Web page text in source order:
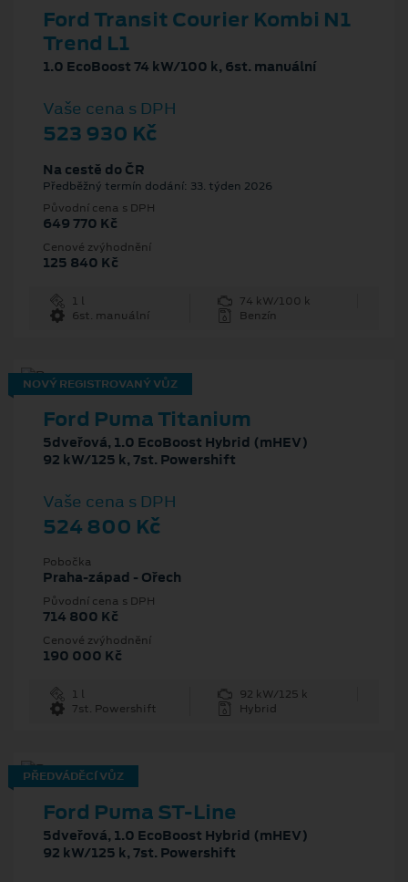
Ford Transit Courier Kombi N1
Trend L1
1.0 EcoBoost 74 kW/100 k, 6st. manuální
Vaše cena s DPH
523 930 Kč
Na cestě do ČR
Předběžný termín dodání: 33. týden 2026
Původní cena s DPH
649 770 Kč
Cenové zvýhodnění
125 840 Kč
1 l
74 kW/100 k
6st. manuální
Benzín
NOVÝ REGISTROVANÝ VŮZ
Ford Puma Titanium
5dveřová, 1.0 EcoBoost Hybrid (mHEV)
92 kW/125 k, 7st. Powershift
Vaše cena s DPH
524 800 Kč
Pobočka
Praha-západ - Ořech
Původní cena s DPH
714 800 Kč
Cenové zvýhodnění
190 000 Kč
1 l
92 kW/125 k
7st. Powershift
Hybrid
PŘEDVÁDĚCÍ VŮZ
Ford Puma ST-Line
5dveřová, 1.0 EcoBoost Hybrid (mHEV)
92 kW/125 k, 7st. Powershift